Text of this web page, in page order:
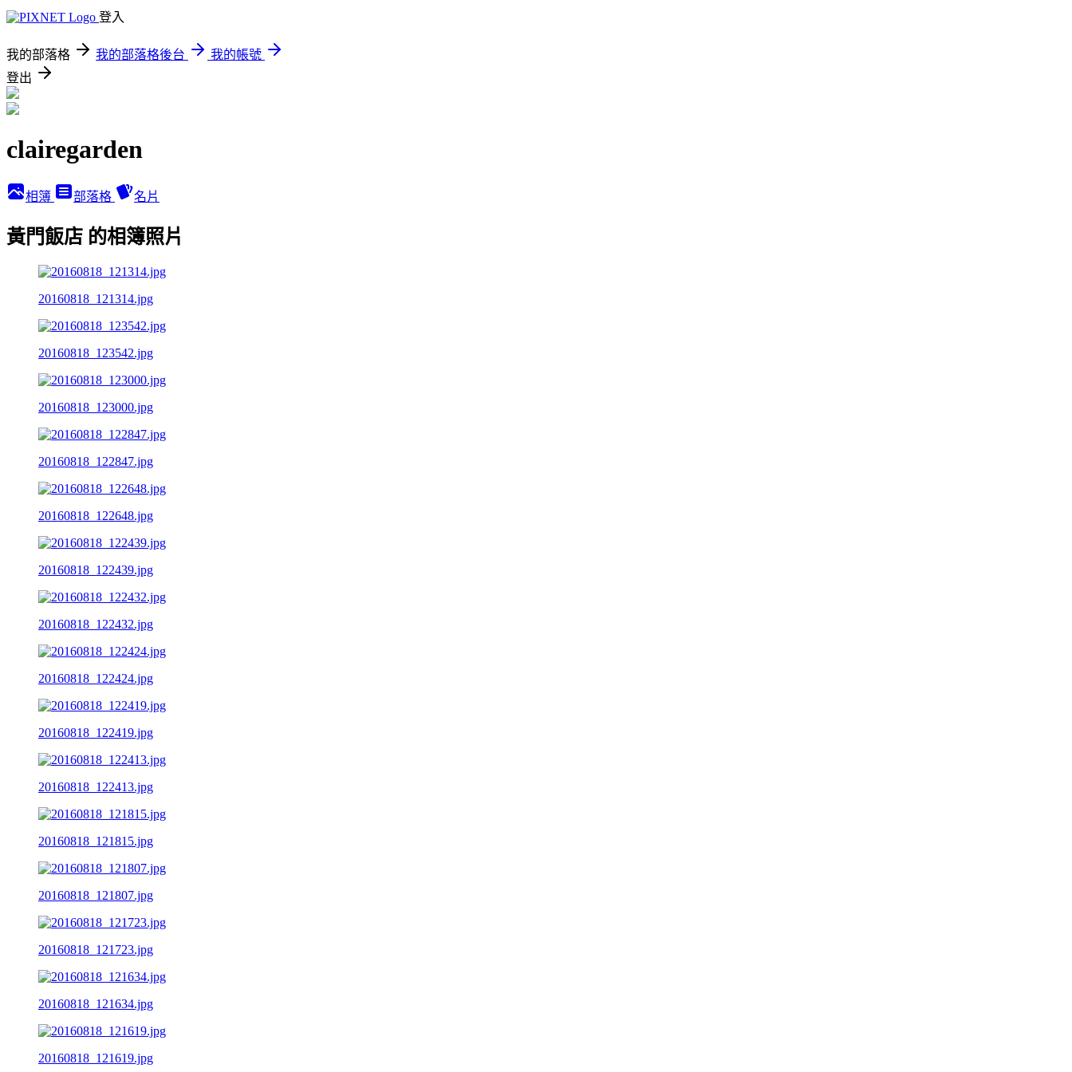
登入
我的部落格 我的部落格後台
我的帳號
登出
clairegarden
相簿 部落格 名片
黃門飯店 的相簿照片
20160818_121314.jpg
20160818_123542.jpg
20160818_123000.jpg
20160818_122847.jpg
20160818_122648.jpg
20160818_122439.jpg
20160818_122432.jpg
20160818_122424.jpg
20160818_122419.jpg
20160818_122413.jpg
20160818_121815.jpg
20160818_121807.jpg
20160818_121723.jpg
20160818_121634.jpg
20160818_121619.jpg